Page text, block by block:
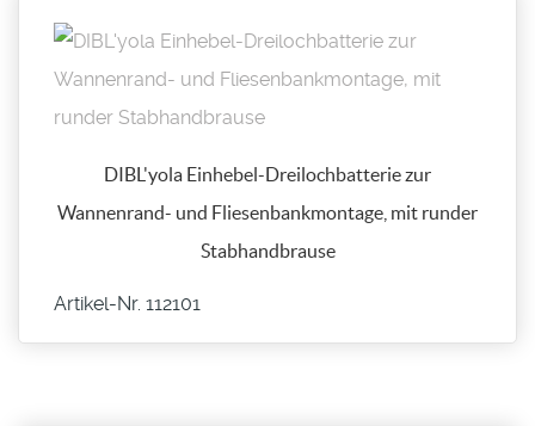
DIBL'yola Einhebel-Dreilochbatterie zur
Wannenrand- und Fliesenbankmontage, mit runder
Stabhandbrause
Artikel-Nr. 112101